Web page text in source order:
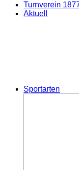
Turnverein
Aktuell
Sportarten